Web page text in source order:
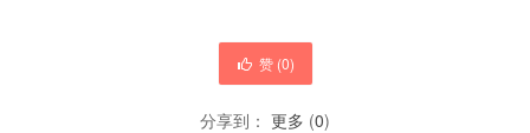
赞 (0)
分享到： 更多 (0)